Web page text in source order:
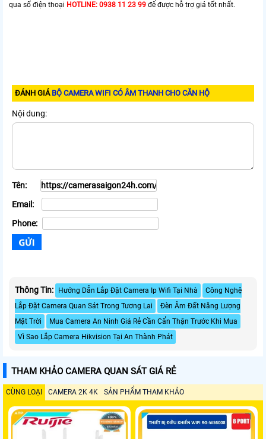
qua số điện thoại HOTLINE: 0938 11 23 99 để được hỗ trợ giá tốt nhất.
ĐÁNH GIÁ BỘ CAMERA WIFI CÓ ÂM THANH CHO CĂN HỘ
Nội dung:
Tên:
Email:
Phone:
Thông Tin: Hướng Dẫn Lắp Đặt Camera Ip Wifi Tại Nhà
Công Nghệ
Lắp Đặt Camera Quan Sát Trong Tương Lai
Đèn Âm Đất Năng Lượng
Mặt Trời
Mua Camera An Ninh Giá Rẻ Cần Cẩn Thận Trước Khi Mua
Vì Sao Lắp Camera Hikvision Tại An Thành Phát
THAM KHẢO CAMERA QUAN SÁT GIÁ RẺ
CÙNG LOẠI CAMERA 2K 4K SẢN PHẨM THAM KHẢO